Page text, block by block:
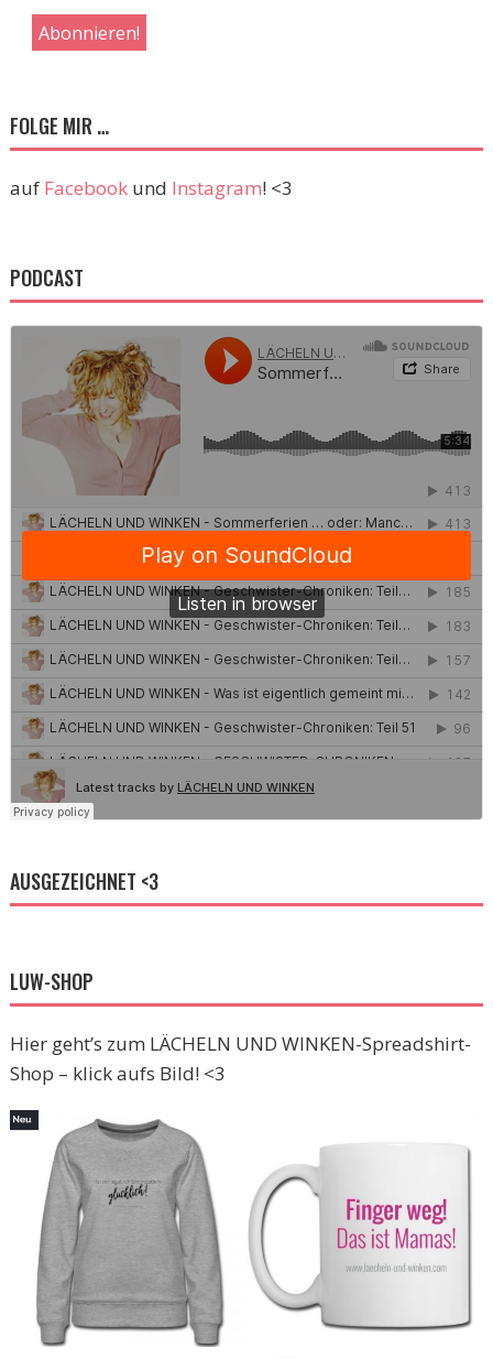
FOLGE MIR …
auf Facebookund Instagram! <3
PODCAST
AUSGEZEICHNET <3
LUW-SHOP
Hier geht’s zum LÄCHELN UND WINKEN-Spreadshirt-
Shop – klick aufs Bild! <3